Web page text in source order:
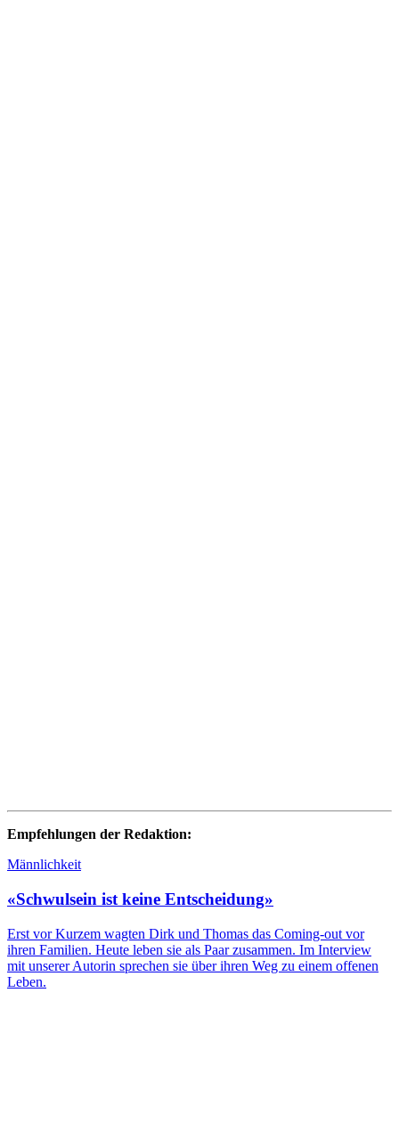
Empfehlungen der Redaktion:
Männlichkeit
«Schwulsein ist keine Entscheidung»
Erst vor Kurzem wagten Dirk und Thomas das Coming-out vor
ihren Familien. Heute leben sie als Paar zusammen. Im Interview
mit unserer Autorin sprechen sie über ihren Weg zu einem offenen
Leben.